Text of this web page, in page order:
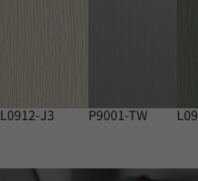
L0912-J3 P9001-TW